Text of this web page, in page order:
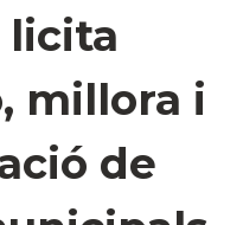
licita
millora i
de